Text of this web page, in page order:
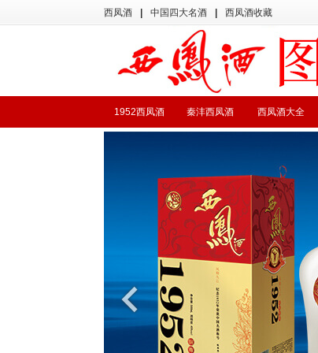
西凤酒 中国四大名酒 西凤酒收藏
西凤酒大全
秦沣西凤酒
1952西凤酒